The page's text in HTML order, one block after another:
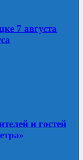
7 августа
и гостей